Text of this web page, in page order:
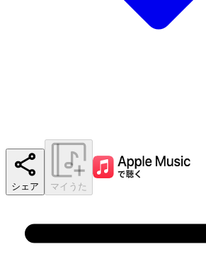
シェア マイうた